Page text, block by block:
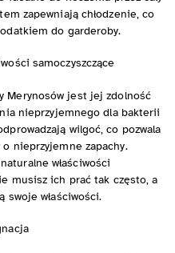
zapewniają chłodzenie, co
do garderoby.
samoczyszczące
Merynosów jest jej zdolność
nieprzyjemnego dla bakterii
wilgoć, co pozwala
nieprzyjemne zapachy.
właściwości
musisz ich prać tak często, a
swoje właściwości.